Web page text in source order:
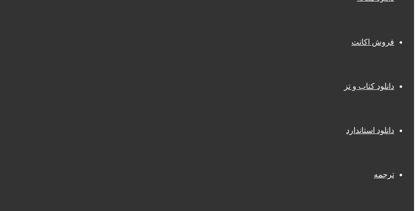
فروش اکانت
دانلود کتاب و تز
دانلود استاندارد
ترجمه